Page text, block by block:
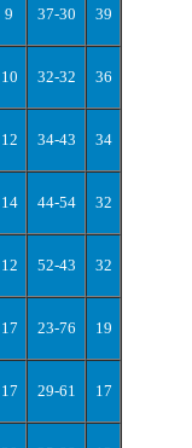
9 37-30 39
10 32-32 36
12 34-43 34
14 44-54 32
12 52-43 32
17 23-76 19
17 29-61 17